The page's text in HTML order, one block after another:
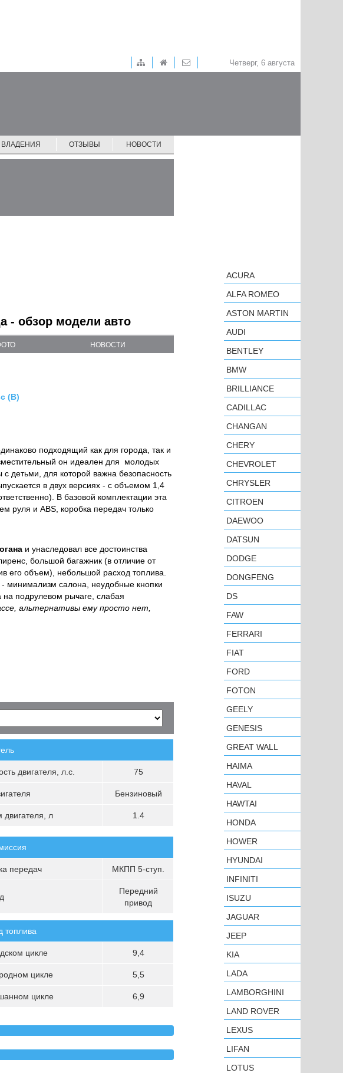
Четверг, 6 августа
ОТЗЫВЫ НОВОСТИ
- обзор модели авто
НОВОСТИ
(B)
подходящий как для города, так и
он идеален для молодых
для которой важна безопасность
в двух версиях - с объемом 1,4
В базовой комплектации эта
руля и ABS, коробка передач только
и унаследовал все достоинства
большой багажник (в отличие от
его объем), небольшой расход топлива.
- минимализм салона, неудобные кнопки
на подрулевом рычаге, слабая
альтернативы ему просто нет,
двигателя, л.с. 75
Бензиновый
л 1.4
передач МКПП 5-ступ.
Передний
привод
топлива
цикле 9,4
цикле 5,5
цикле 6,9
ACURA
ALFA ROMEO
ASTON MARTIN
AUDI
BENTLEY
BMW
BRILLIANCE
CADILLAC
CHANGAN
CHERY
CHEVROLET
CHRYSLER
CITROEN
DAEWOO
DATSUN
DODGE
DONGFENG
DS
FAW
FERRARI
FIAT
FORD
FOTON
GEELY
GENESIS
GREAT WALL
HAIMA
HAVAL
HAWTAI
HONDA
HOWER
HYUNDAI
INFINITI
ISUZU
JAGUAR
JEEP
KIA
LADA
LAMBORGHINI
LAND ROVER
LEXUS
LIFAN
LOTUS